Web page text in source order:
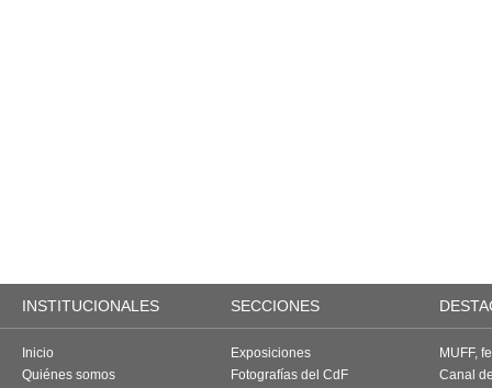
INSTITUCIONALES SECCIONES
Inicio
Quiénes somos
Exposiciones
Fotografías del CdF
MUFF,
Canal